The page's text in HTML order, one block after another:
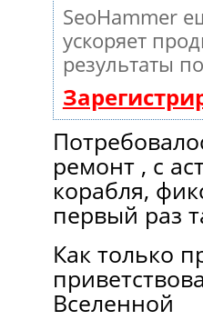
SeoHammer
ускоряет
результаты
ремонт , с
корабля,
первый раз
Как только
Вселенной